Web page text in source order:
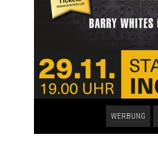
WERBUNG